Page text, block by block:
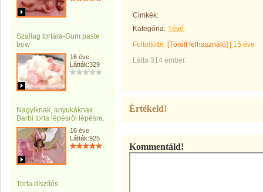
Szallag tortára-Gum paste
bow
16 éve
Látták:329
Nagyiknak, anyukáknak
Barbi torta lépésről lépésre.
16 éve
Látták:925
Torta díszítés
Címkék:
Kategória: Tévé
Feltöltötte: [Törölt felhasználó]
15 éve
Látta 314 ember.
Értékeld!
Kommentáld!